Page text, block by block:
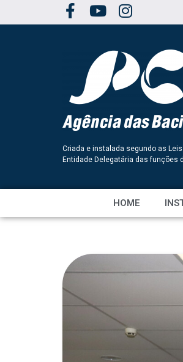
Criada e instalada segundo as
Entidade Delegatária das funções
HOME